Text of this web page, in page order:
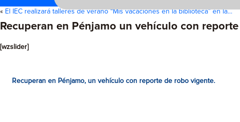
« El IEC realizará talleres de verano “Mis vacaciones en la biblioteca” en la…
Recuperan en Pénjamo un vehículo con
[wzslider]
Recuperan en Pénjamo, un vehículo con reporte de robo vigente.